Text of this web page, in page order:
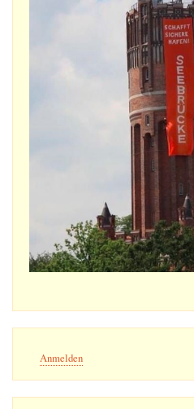
Anmelden